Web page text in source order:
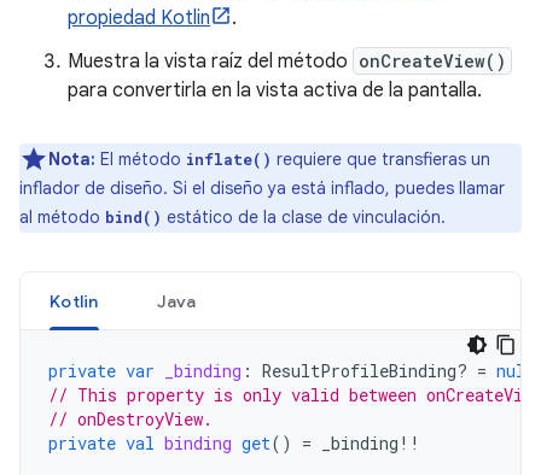
propiedad Kotlin
.
Muestra la vista raíz del método onCreateView()
para convertirla en la vista activa de la pantalla.
Nota: El método inflate() requiere que transfieras un
inflador de diseño. Si el diseño ya está inflado, puedes llamar
al método bind() estático de la clase de vinculación.
Kotlin Java
private var _binding : ResultProfileBinding? = null
// This property is only valid between
// onDestroyView.
private val binding get() = _binding !!